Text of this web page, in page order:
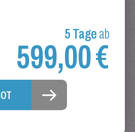
5 Tageab
599,00 €